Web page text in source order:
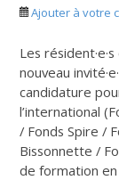
Ajouter à votre
Les
nouveau
candidature
l’international
/ Fonds Spire /
Bissonnette /
de formation en